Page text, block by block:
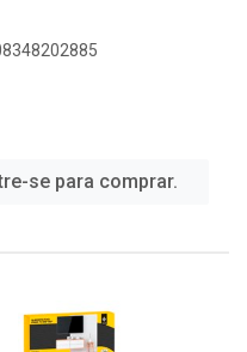
se para comprar.